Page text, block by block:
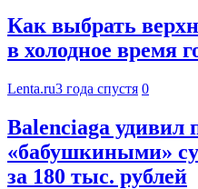
Как выбрать
в холодное время
Lenta.ru3 года спустя 0
Balenciaga удивил
«бабушкиными»
за 180 тыс. рублей